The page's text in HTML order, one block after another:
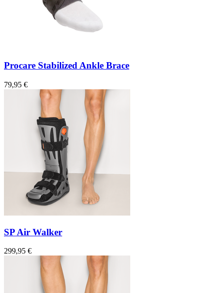
Procare Stabilized Ankle Brace
79,95 €
SP Air Walker
299,95 €